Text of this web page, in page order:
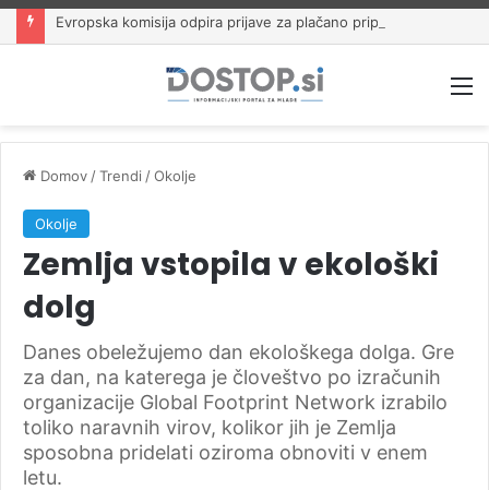
Domov /Trendi /Okolje
Okolje
Zemlja vstopila v ekološki
dolg
Danes obeležujemo dan ekološkega dolga. Gre
za dan, na katerega je človeštvo po izračunih
organizacije Global Footprint Network izrabilo
toliko naravnih virov, kolikor jih je Zemlja
sposobna pridelati oziroma obnoviti v enem
letu.